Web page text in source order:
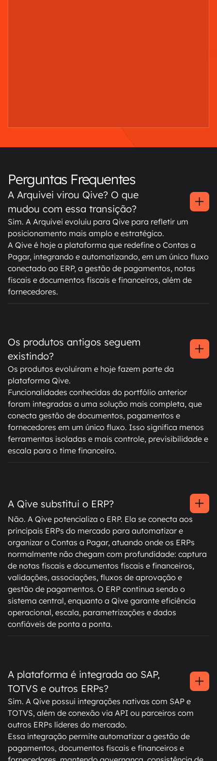
Perguntas Frequentes
A Arquivei virou Qive? O que
mudou com essa transição?
Sim. A Arquivei evoluiu para Qive para refletir um
posicionamento mais amplo e estratégico.
A Qive é hoje a plataforma que redefine o Contas a
Pagar, integrando e automatizando, em um único fluxo
conectado ao ERP, a gestão de pagamentos, notas
fiscais e documentos fiscais e financeiros, além de
fornecedores.
Os produtos antigos seguem
existindo?
Os produtos evoluíram e hoje fazem parte da
plataforma Qive.
Funcionalidades conhecidas do portfólio anterior
foram integradas a uma solução mais completa, que
conecta gestão de documentos, pagamentos e
fornecedores em um único fluxo. Isso significa menos
ferramentas isoladas e mais controle, previsibilidade e
escala para o time financeiro.
A Qive substitui o ERP?
Não. A Qive potencializa o ERP. Ela se conecta aos
principais ERPs do mercado para automatizar e
organizar o Contas a Pagar, atuando onde os ERPs
normalmente não chegam com profundidade: captura
de notas fiscais e documentos fiscais e financeiros,
validações, associações, fluxos de aprovação e
gestão de pagamentos. O ERP continua sendo o
sistema central, enquanto a Qive garante eficiência
operacional, escala, parametrizações e dados
confiáveis de ponta a ponta.
A plataforma é integrada ao SAP,
TOTVS e outros ERPs?
Sim. A Qive possui integrações nativas com SAP e
TOTVS, além de conexão via API ou parceiros com
outros ERPs líderes do mercado.
Essa integração permite automatizar a gestão de
pagamentos, documentos fiscais e financeiros e